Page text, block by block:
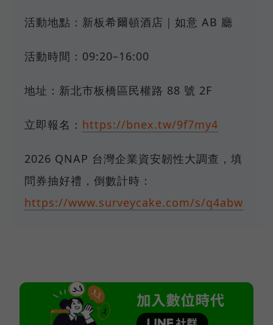
活動地點：新板希爾頓酒店｜如意 AB 廳
活動時間：09:20–16:00
地址：新北市板橋區民權路 88 號 2F
立即報名： https://bnex.tw/9f7my4
2026 QNAP 台灣企業資安韌性大調查，填
問券抽好禮，倒數計時：
https://www.surveycake.com/s/q4abw